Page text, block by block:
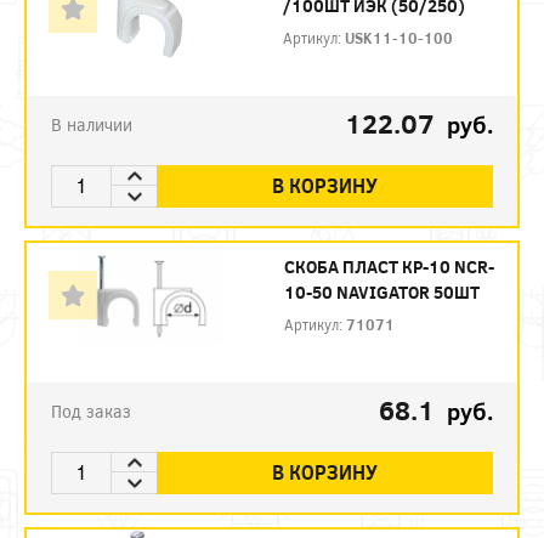
/100ШТ ИЭК (50/250)
Артикул: USK11-10-100
В наличии 122.07 руб.
В КОРЗИНУ
СКОБА ПЛАСТ КР-10 NCR-
10-50 NAVIGATOR 50ШТ
Артикул:71071
Под заказ 68.1 руб.
В КОРЗИНУ